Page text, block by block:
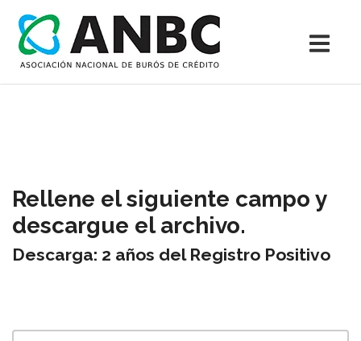
Rellene el siguiente campo y
descargue el archivo.
Descarga: 2 años del Registro Positivo